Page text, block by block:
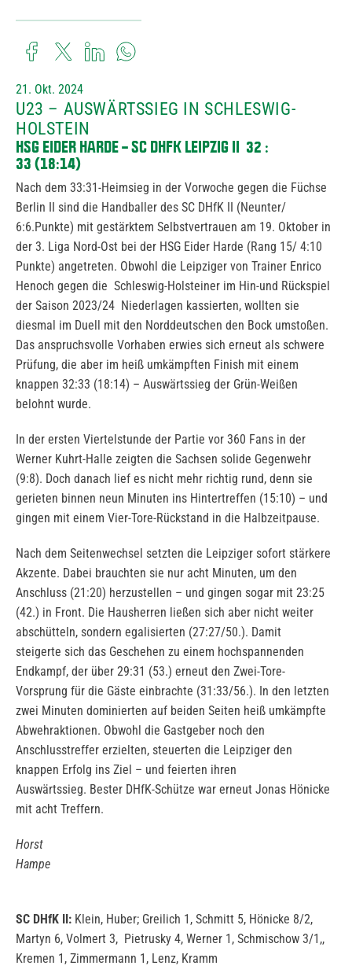
21. Okt. 2024
U23 – AUSWÄRTSSIEG IN SCHLESWIG-
HOLSTEIN
HSG EIDER HARDE – SC DHFK LEIPZIG II 32 :
33(18:14)
Nach dem 33:31-Heimsieg in der Vorwoche gegen die Füchse
Berlin II sind die Handballer des SC DHfK II (Neunter/
6:6.Punkte) mit gestärktem Selbstvertrauen am 19. Oktober in
der 3. Liga Nord-Ost bei der HSG Eider Harde (Rang 15/ 4:10
Punkte) angetreten. Obwohl die Leipziger von Trainer Enrico
Henoch gegen die Schleswig-Holsteiner im Hin-und Rückspiel
der Saison 2023/24 Niederlagen kassierten, wollten sie
diesmal im Duell mit den Norddeutschen den Bock umstoßen.
Das anspruchsvolle Vorhaben erwies sich erneut als schwere
Prüfung, die aber im heiß umkämpften Finish mit einem
knappen 32:33 (18:14) – Auswärtssieg der Grün-Weißen
belohnt wurde.
In der ersten Viertelstunde der Partie vor 360 Fans in der
Werner Kuhrt-Halle zeigten die Sachsen solide Gegenwehr
(9:8). Doch danach lief es nicht mehr richtig rund, denn sie
gerieten binnen neun Minuten ins Hintertreffen (15:10) – und
gingen mit einem Vier-Tore-Rückstand in die Halbzeitpause.
Nach dem Seitenwechsel setzten die Leipziger sofort stärkere
Akzente. Dabei brauchten sie nur acht Minuten, um den
Anschluss (21:20) herzustellen – und gingen sogar mit 23:25
(42.) in Front. Die Hausherren ließen sich aber nicht weiter
abschütteln, sondern egalisierten (27:27/50.). Damit
steigerte sich das Geschehen zu einem hochspannenden
Endkampf, der über 29:31 (53.) erneut den Zwei-Tore-
Vorsprung für die Gäste einbrachte (31:33/56.). In den letzten
zwei Minuten dominierten auf beiden Seiten heiß umkämpfte
Abwehraktionen. Obwohl die Gastgeber noch den
Anschlusstreffer erzielten, steuerten die Leipziger den
knappen Erfolg ins Ziel – und feierten ihren
Auswärtssieg. Bester DHfK-Schütze war erneut Jonas Hönicke
mit acht Treffern.
Horst
Hampe
SC DHfK II: Klein, Huber; Greilich 1, Schmitt 5, Hönicke 8/2,
Martyn 6, Volmert 3, Pietrusky 4, Werner 1, Schmischow 3/1,,
Kremen 1, Zimmermann 1, Lenz, Kramm